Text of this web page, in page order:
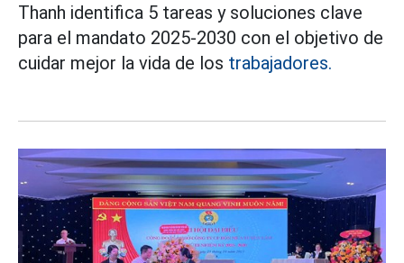
Thanh identifica 5 tareas y soluciones clave
para el mandato 2025-2030 con el objetivo de
cuidar mejor la vida de los trabajadores.